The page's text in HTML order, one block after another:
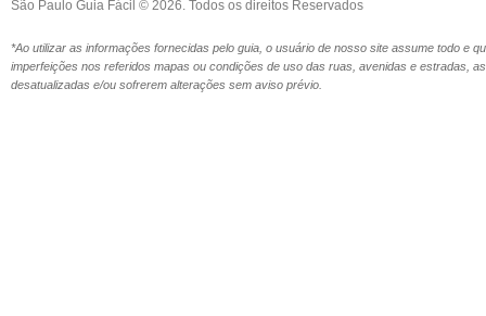
São Paulo Guia Fácil © 2026. Todos os direitos Reservados
*Ao utilizar as informações fornecidas pelo guia, o usuário de nosso site assume todo e
imperfeições nos referidos mapas ou condições de uso das ruas, avenidas e estradas,
desatualizadas e/ou sofrerem alterações sem aviso prévio.